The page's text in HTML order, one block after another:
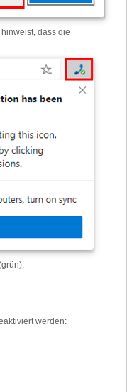
dass die
werden: